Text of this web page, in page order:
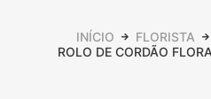
INÍCIO FLORISTA
ROLO DE CORDÃO